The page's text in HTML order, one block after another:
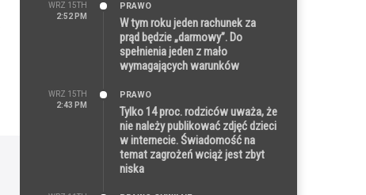
WRZ 15TH
2:52 PM
PRAWO
W tym roku jeden rachunek za
prąd będzie „darmowy”. Do
spełnienia jeden z mało
wymagających warunków
WRZ 15TH
2:43 PM
PRAWO
Tylko 14 proc. rodziców uważa, że
nie należy publikować zdjęć dzieci
w internecie. Świadomość na
temat zagrożeń wciąż jest zbyt
niska